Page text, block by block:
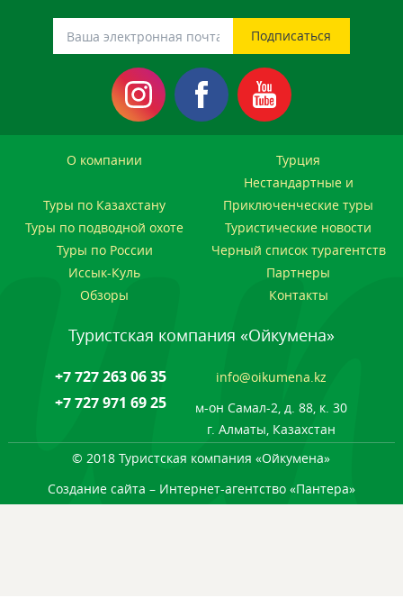
О компании Турция
Туры по Казахстану
Нестандартные и
Приключенческие туры
Туры по подводной охоте
Туристические новости
Туры по России
Черный список турагентств
Иссык-Куль
Партнеры
Обзоры
Контакты
Туристская компания «Ойкумена»
+7 727 263 06 35
+7 727 971 69 25
info@oikumena.kz
м-он Самал-2, д. 88, к. 30
г. Алматы, Казахстан
© 2018 Туристская компания «Ойкумена»
Создание сайта – Интернет-агентство «Пантера»